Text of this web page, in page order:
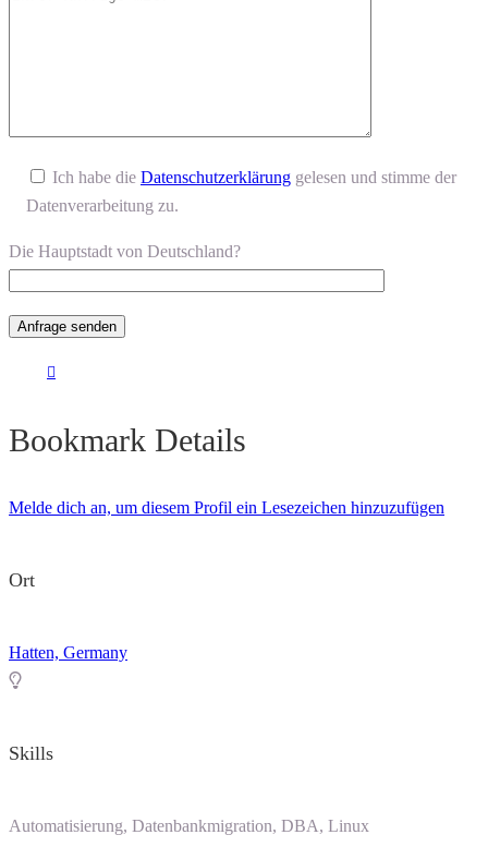
Ich habe die Datenschutzerklärung gelesen und stimme der
Datenverarbeitung zu.
Die Hauptstadt von Deutschland?
Bookmark Details
Melde dich an, um diesem Profil ein Lesezeichen hinzuzufügen
Ort
Hatten, Germany
Skills
Automatisierung, Datenbankmigration, DBA, Linux